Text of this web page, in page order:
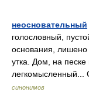
неосновательный
голословный,
основания, лишено
утка. Дом, на
синонимов